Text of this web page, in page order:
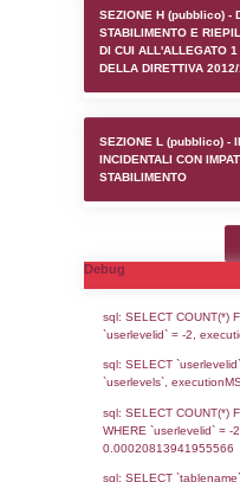
SEZIONE